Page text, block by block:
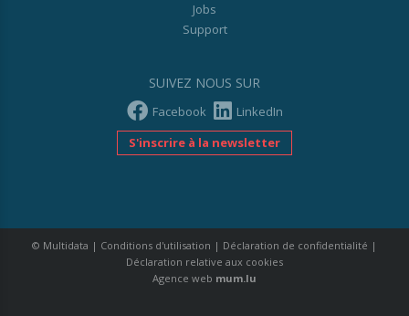
Jobs
Support
SUIVEZ NOUS SUR
Facebook
LinkedIn
S'inscrire à la newsletter
© Multidata | Conditions d'utilisation | Déclaration de confidentialité |
Déclaration relative aux cookies
Agence web mum.lu